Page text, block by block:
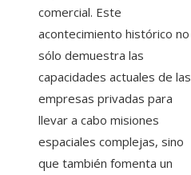
comercial. Este
acontecimiento histórico no
sólo demuestra las
capacidades actuales de las
empresas privadas para
llevar a cabo misiones
espaciales complejas, sino
que también fomenta un